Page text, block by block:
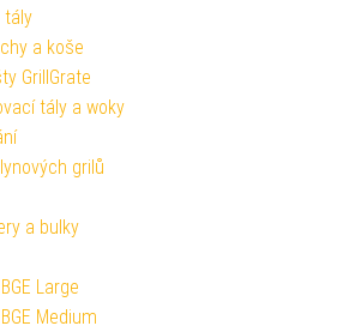
tály
a koše
GrillGrate
tály a woky
grilů
a bulky
Large
Medium